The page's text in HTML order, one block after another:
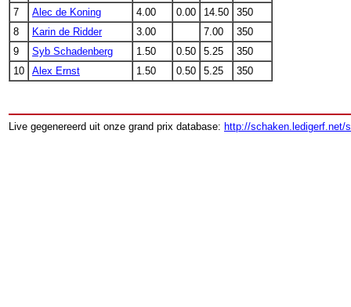
7
Alec de Koning 4.00 0.00 14.50
350
8
Karin de Ridder 3.00 7.00
350
9
Syb Schadenberg 1.50 0.50 5.25
350
10
Alex Ernst 1.50 0.50 5.25 350
Live gegenereerd uit onze grand prix database: http://schaken.ledigerf.net/